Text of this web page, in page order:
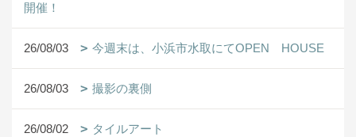
開催！
26/08/03 今週末は、小浜市水取にてOPEN HOUSE
26/08/03 撮影の裏側
26/08/02 タイルアート